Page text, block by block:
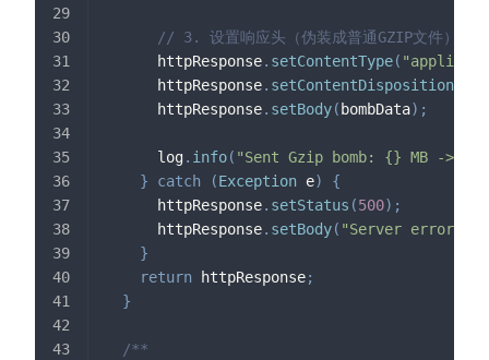
// 3. 设置响应头（伪装成普通GZIP文件）
      httpResponse
. setContentType(
      httpResponse
. setContentDisposition
      httpResponse
. setBody( bombData) ;
      log
. info( "Sent Gzip bomb: {} MB -> {}
}
catch (Exception e)
{
      httpResponse
. setStatus (500) ;
      httpResponse
. setBody( "Server error"
}
return httpResponse;
}
/**